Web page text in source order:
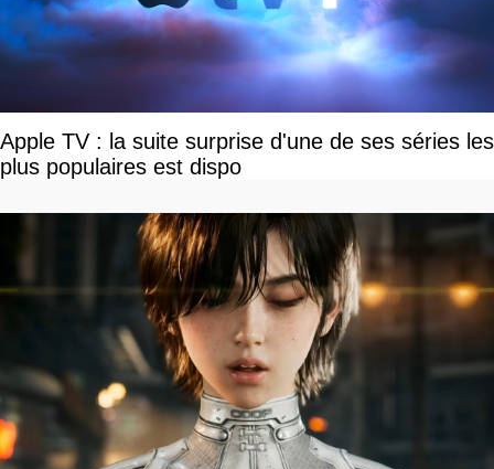
Apple TV : la suite surprise d'une de ses séries les
plus populaires est dispo